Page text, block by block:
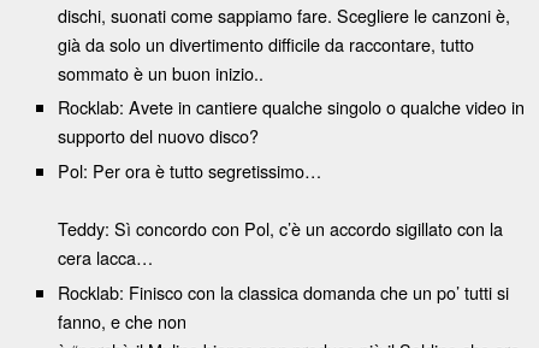
dischi, suonati come sappiamo fare. Scegliere le canzoni è,
già da solo un divertimento difficile da raccontare, tutto
sommato è un buon inizio..
Rocklab: Avete in cantiere qualche singolo o qualche video in
supporto del nuovo disco?
Pol: Per ora è tutto segretissimo…
Teddy: Sì concordo con Pol, c’è un accordo sigillato con la
cera lacca…
Rocklab: Finisco con la classica domanda che un po’ tutti si
fanno, e che non